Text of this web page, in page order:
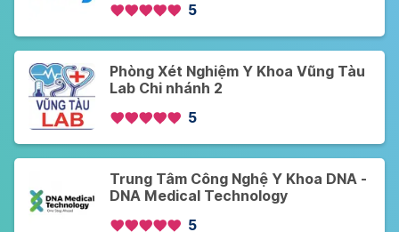
5
Phòng Xét Nghiệm Y Khoa Vũng Tàu
Lab Chi nhánh 2
5
Trung Tâm Công Nghệ Y Khoa DNA -
DNA Medical Technology
5